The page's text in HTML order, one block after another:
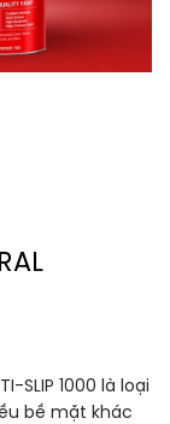
SLIP 1000 là loại
bề mặt khác